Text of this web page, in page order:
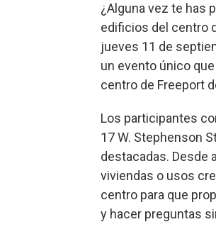
¿Alguna vez te has
edificios del centro
jueves 11 de
un evento único
centro de Freeport
Los participantes
17 W. Stephenson
destacadas. Desde
viviendas o usos
centro para que
y hacer preguntas